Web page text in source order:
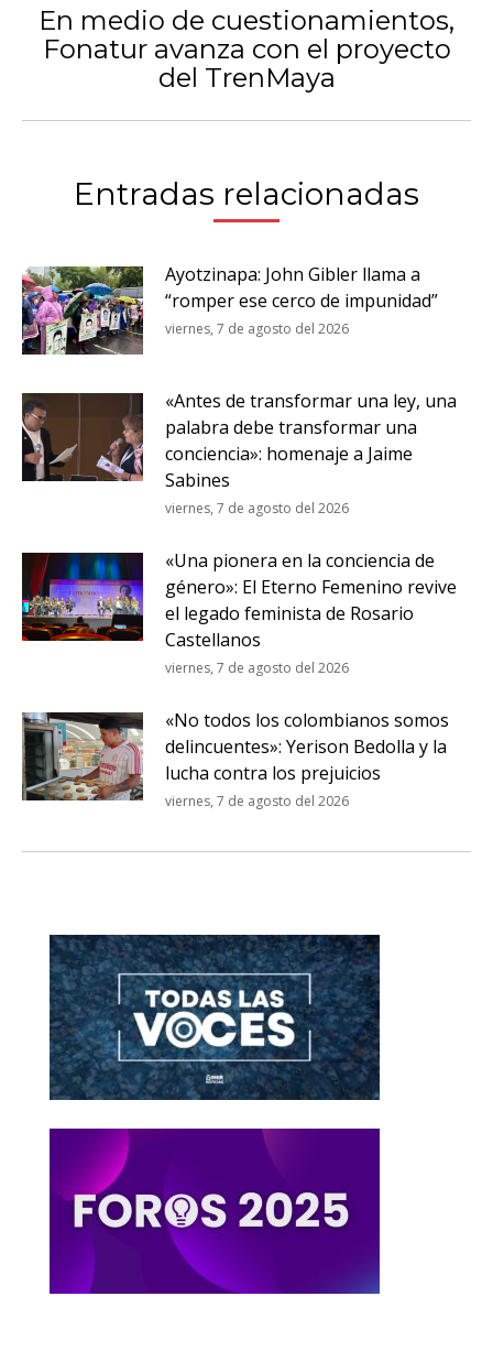
Publicación
siguiente:
En medio de cuestionamientos,
Fonatur avanza con el proyecto
del TrenMaya
Entradas relacionadas
Ayotzinapa: John Gibler llama a
“romper ese cerco de impunidad”
viernes, 7 de agosto del 2026
«Antes de transformar una ley, una
palabra debe transformar una
conciencia»: homenaje a Jaime
Sabines
viernes, 7 de agosto del 2026
«Una pionera en la conciencia de
género»: El Eterno Femenino revive
el legado feminista de Rosario
Castellanos
viernes, 7 de agosto del 2026
«No todos los colombianos somos
delincuentes»: Yerison Bedolla y la
lucha contra los prejuicios
viernes, 7 de agosto del 2026